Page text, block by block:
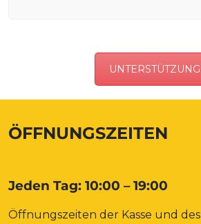
UNTERSTÜTZUNG
ÖFFNUNGSZEITEN
Jeden Tag: 10:00 – 19:00
Öffnungszeiten der Kasse und des